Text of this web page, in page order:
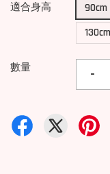
適合身高 90cm
130cm
數量 -